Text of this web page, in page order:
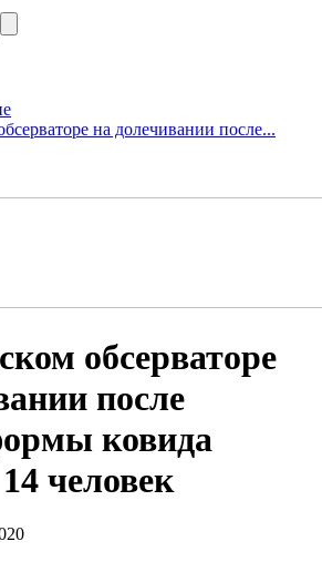
на долечивании после...
обсерваторе
после
ковида
человек